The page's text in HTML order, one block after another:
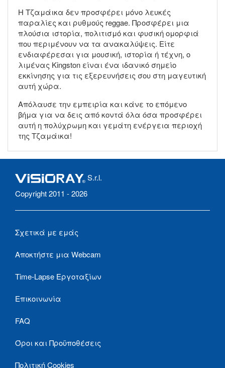
Η Τζαμάικα δεν προσφέρει μόνο λευκές
παραλίες και ρυθμούς reggae. Προσφέρει μια
πλούσια ιστορία, πολιτισμό και φυσική ομορφιά
που περιμένουν να τα ανακαλύψεις. Είτε
ενδιαφέρεσαι για μουσική, ιστορία ή τέχνη, ο
λιμένας Kingston είναι ένα ιδανικό σημείο
εκκίνησης για τις εξερευνήσεις σου στη μαγευτική
αυτή χώρα.
Απόλαυσε την εμπειρία και κάνε το επόμενο
βήμα για να δεις από κοντά όλα όσα προσφέρει
αυτή η πολύχρωμη και γεμάτη ενέργεια περιοχή
της Τζαμάικα!
S.r.l.
Copyright 2011 - 2026
Σχετικά με εμάς
Αποκτήστε μια Webcam
Time-Lapse Εργοταξίων
Επικοινωνία
FAQ
Όροι και Προϋποθέσεις
Πολιτική Cookies